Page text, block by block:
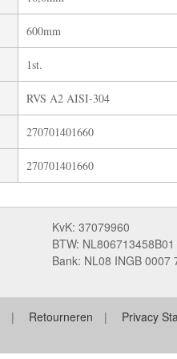
600mm
1st.
RVS A2 AISI-304
270701401660
270701401660
KvK: 37079960
BTW: NL806713458B01
Bank: NL08 INGB 0007
Retourneren Privacy